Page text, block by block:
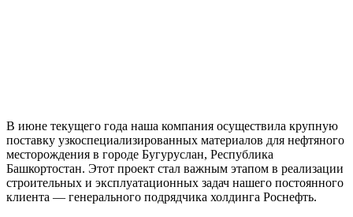
В июне текущего года наша компания осуществила крупную
поставку узкоспециализированных материалов для нефтяного
месторождения в городе Бугуруслан, Республика
Башкортостан. Этот проект стал важным этапом в реализации
строительных и эксплуатационных задач нашего постоянного
клиента — генерального подрядчика холдинга Роснефть.